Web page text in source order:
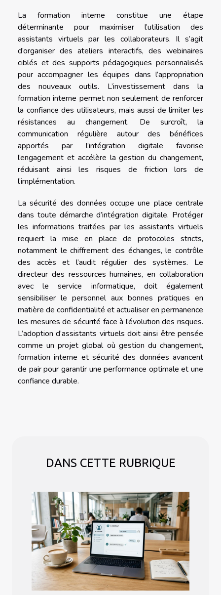
La formation interne constitue une étape
déterminante pour maximiser l’utilisation des
assistants virtuels par les collaborateurs. Il s’agit
d’organiser des ateliers interactifs, des webinaires
ciblés et des supports pédagogiques personnalisés
pour accompagner les équipes dans l’appropriation
des nouveaux outils. L’investissement dans la
formation interne permet non seulement de renforcer
la confiance des utilisateurs, mais aussi de limiter les
résistances au changement. De surcroît, la
communication régulière autour des bénéfices
apportés par l’intégration digitale favorise
l’engagement et accélère la gestion du changement,
réduisant ainsi les risques de friction lors de
l’implémentation.
La sécurité des données occupe une place centrale
dans toute démarche d’intégration digitale. Protéger
les informations traitées par les assistants virtuels
requiert la mise en place de protocoles stricts,
notamment le chiffrement des échanges, le contrôle
des accès et l’audit régulier des systèmes. Le
directeur des ressources humaines, en collaboration
avec le service informatique, doit également
sensibiliser le personnel aux bonnes pratiques en
matière de confidentialité et actualiser en permanence
les mesures de sécurité face à l’évolution des risques.
L’adoption d’assistants virtuels doit ainsi être pensée
comme un projet global où gestion du changement,
formation interne et sécurité des données avancent
de pair pour garantir une performance optimale et une
confiance durable.
DANS CETTE RUBRIQUE